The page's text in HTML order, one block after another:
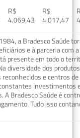
R$
4.069,43
R$
4.017,47
a Bradesco Saúde
e à parceria com
presente em todo o
diversidade dos
e centros
investimentos
Bradesco Saúde é
Tudo isso